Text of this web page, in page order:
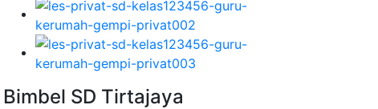
Bimbel SD Tirtajaya